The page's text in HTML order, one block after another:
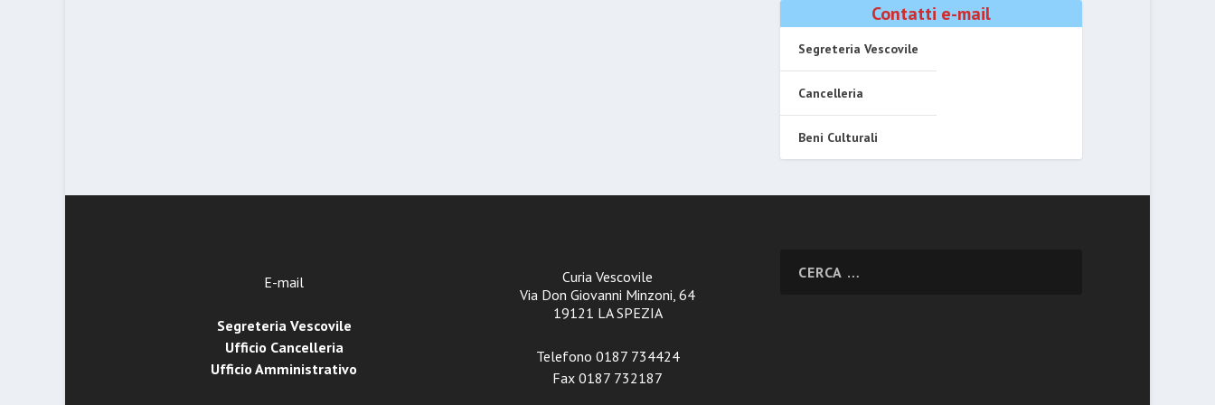
Contatti e-mail
Segreteria Vescovile
Cancelleria
Beni Culturali
E-mail
Segreteria Vescovile
Ufficio Cancelleria
Ufficio Amministrativo
Curia Vescovile
Via Don Giovanni Minzoni, 64
19121 LA SPEZIA
Telefono 0187 734424
Fax 0187 732187